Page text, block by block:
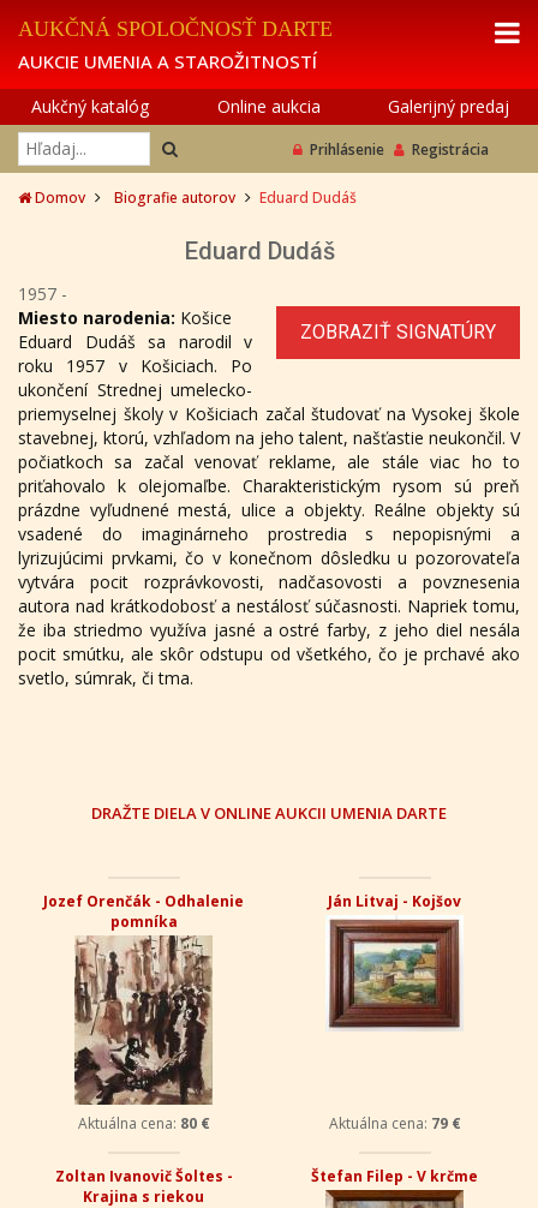
AUKČNÁ SPOLOČNOSŤ DARTE
AUKCIE UMENIA A STAROŽITNOSTÍ
Aukčný katalóg Online aukcia Galerijný predaj
Prihlásenie Registrácia
Domov Biografie autorov Eduard Dudáš
Eduard Dudáš
1957 -
ZOBRAZIŤ SIGNATÚRY
Miesto narodenia: Košice
Eduard Dudáš sa narodil v
roku 1957 v Košiciach. Po
ukončení Strednej umelecko-
priemyselnej školy v Košiciach začal študovať na Vysokej škole
stavebnej, ktorú, vzhľadom na jeho talent, našťastie neukončil. V
počiatkoch sa začal venovať reklame, ale stále viac ho to
priťahovalo k olejomaľbe. Charakteristickým rysom sú preň
prázdne vyľudnené mestá, ulice a objekty. Reálne objekty sú
vsadené do imaginárneho prostredia s nepopisnými a
lyrizujúcimi prvkami, čo v konečnom dôsledku u pozorovateľa
vytvára pocit rozprávkovosti, nadčasovosti a povznesenia
autora nad krátkodobosť a nestálosť súčasnosti. Napriek tomu,
že iba striedmo využíva jasné a ostré farby, z jeho diel nesála
pocit smútku, ale skôr odstupu od všetkého, čo je prchavé ako
svetlo, súmrak, či tma.
DRAŽTE DIELA V ONLINE AUKCII UMENIA DARTE
Jozef Orenčák - Odhalenie
pomníka
Aktuálna cena: 80 €
Ján Litvaj - Kojšov
Aktuálna cena: 79 €
Zoltan Ivanovič Šoltes -
Krajina s riekou
Štefan Filep - V krčme